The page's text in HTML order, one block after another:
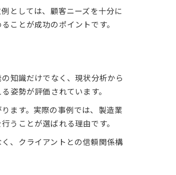
としては、顧客ニーズを十分に
ことが成功のポイントです。
知識だけでなく、現状分析から
姿勢が評価されています。
ます。実際の事例では、製造業
うことが選ばれる理由です。
、クライアントとの信頼関係構